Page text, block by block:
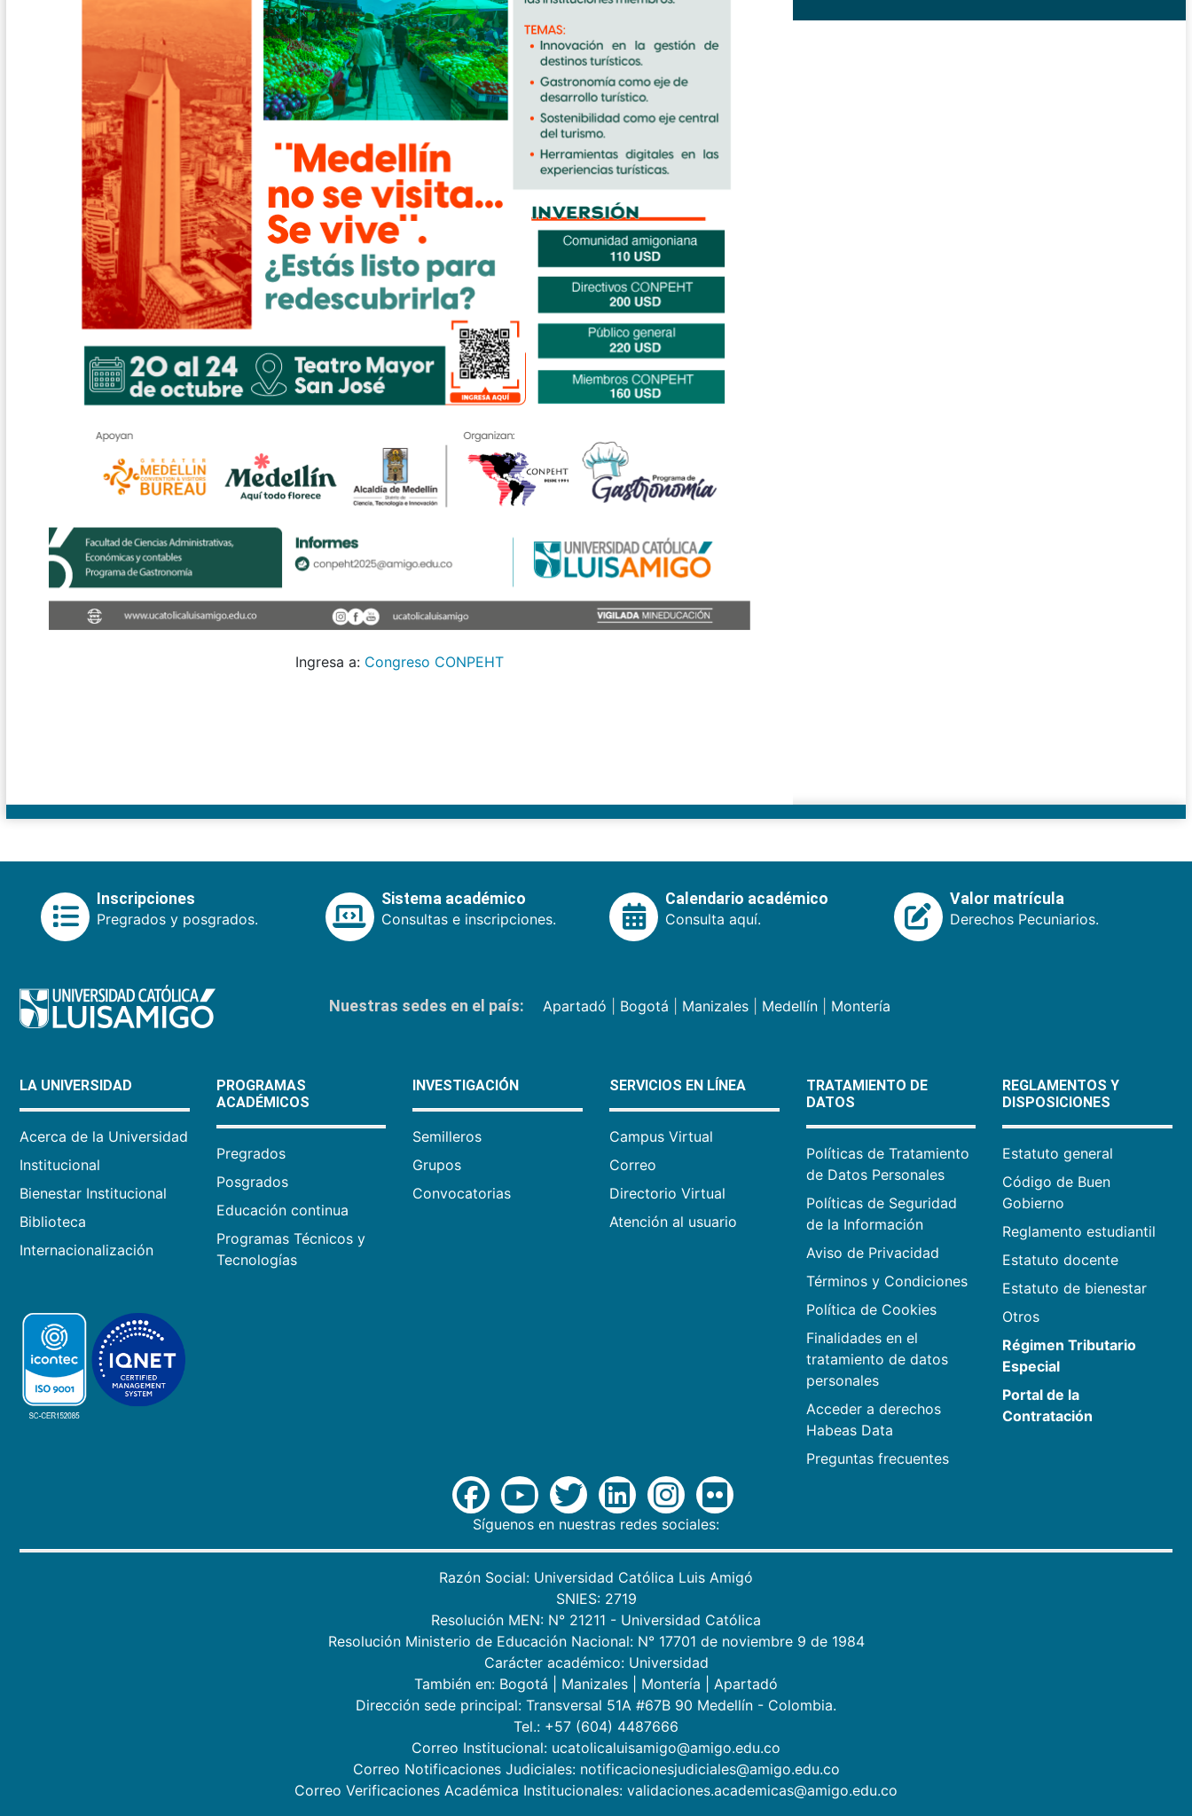
Ingresa a: Congreso CONPEHT
Inscripciones
Pregrados y posgrados.
Sistema académico
Consultas e inscripciones.
Calendario académico
Consulta aquí.
Valor matrícula
Derechos Pecuniarios.
Nuestras sedes en el país: Apartadó Bogotá Manizales| Medellín| Montería
LA UNIVERSIDAD
Acerca de la Universidad
Institucional
Bienestar Institucional
Biblioteca
Internacionalización
PROGRAMAS
ACADÉMICOS
Pregrados
Posgrados
Educación continua
Programas Técnicos y
Tecnologías
INVESTIGACIÓN
Semilleros
Grupos
Convocatorias
SERVICIOS EN LÍNEA
Campus Virtual
Correo
Directorio Virtual
Atención al usuario
TRATAMIENTO DE
DATOS
Políticas de Tratamiento
de Datos Personales
Políticas de Seguridad
de la Información
Aviso de Privacidad
Términos y Condiciones
Política de Cookies
Finalidades en el
tratamiento de datos
personales
Acceder a derechos
Habeas Data
Preguntas frecuentes
REGLAMENTOS Y
DISPOSICIONES
Estatuto general
Código de Buen
Gobierno
Reglamento estudiantil
Estatuto docente
Estatuto de bienestar
Otros
Régimen Tributario
Especial
Portal de la
Contratación
Síguenos en nuestras redes sociales:
Razón Social: Universidad Católica Luis Amigó
SNIES: 2719
Resolución MEN: N° 21211 - Universidad Católica
Resolución Ministerio de Educación Nacional: N° 17701 de noviembre 9 de 1984
Carácter académico: Universidad
También en: Bogotá Manizales Montería
Apartadó
Dirección sede principal: Transversal 51A #67B 90 Medellín - Colombia.
Tel.: +57 (604) 4487666
Correo Institucional: ucatolicaluisamigo@amigo.edu.co
Correo Notificaciones Judiciales: notificacionesjudiciales@amigo.edu.co
Correo Verificaciones Académica Institucionales: validaciones.academicas@amigo.edu.co